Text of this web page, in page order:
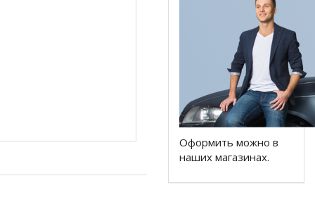
Оформить можно в
наших магазинах.